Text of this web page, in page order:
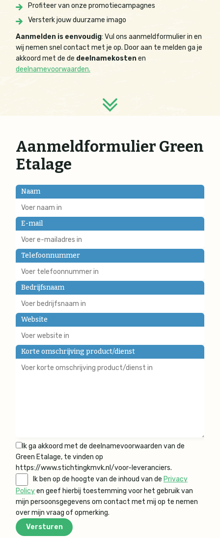
Profiteer van onze promotiecampagnes
Versterk jouw duurzame imago
Aanmelden is eenvoudig: Vul ons aanmeldformulier in en
wij nemen snel contact met je op. Door aan te melden ga je
akkoord met de de deelnamekostenen
deelnamevoorwaarden.
Aanmeldformulier Green
Etalage
Naam
E-mail
Telefoonnummer
Bedrijfsnaam
Website
Korte omschrijving product/dienst
Ik ga akkoord met de deelnamevoorwaarden van de
Green Etalage, te vinden op
https://www.stichtingkmvk.nl/voor-leveranciers.
Ik ben op de hoogte van de inhoud van de Privacy
Policyen geef hierbij toestemming voor het gebruik van
mijn persoonsgegevens om contact met mij op te nemen
over mijn vraag of opmerking.
Versturen